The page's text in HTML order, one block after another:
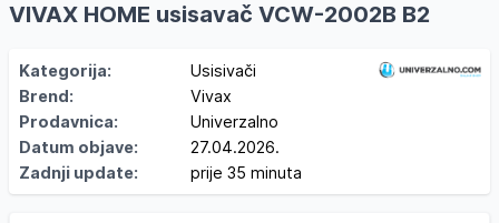
VIVAX HOME usisavač VCW-2002B B2
Kategorija:
Usisivači
Brend:
Vivax
Prodavnica:
Univerzalno
Datum objave:
27.04.2026.
Zadnji update:
prije 35 minuta